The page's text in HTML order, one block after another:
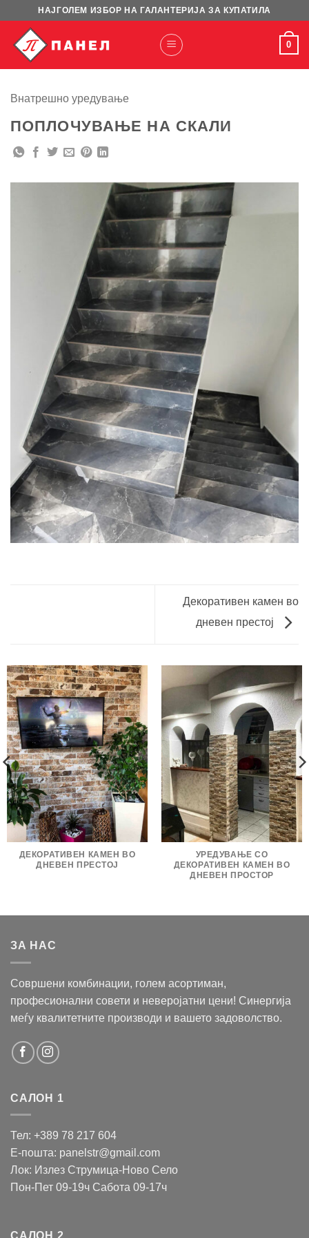
content
НАЈГОЛЕМ ИЗБОР НА ГАЛАНТЕРИЈА ЗА КУПАТИЛА
0
Внатрешно уредување
ПОПЛОЧУВАЊЕ НА СКАЛИ
Декоративен камен во
дневен престој
ДЕКОРАТИВЕН КАМЕН ВО
ДНЕВЕН ПРЕСТОЈ
УРЕДУВАЊЕ СО
ДЕКОРАТИВЕН КАМЕН ВО
ДНЕВЕН ПРОСТОР
ЗА НАС
Совршени комбинации, голем асортиман,
професионални совети и неверојатни цени! Синергија
меѓу квалитетните производи и вашето задоволство.
САЛОН 1
Тел: +389 78 217 604
Е-пошта: panelstr@gmail.com
Лок: Излез Струмица-Ново Село
Пон-Пет 09-19ч Сабота 09-17ч
САЛОН 2